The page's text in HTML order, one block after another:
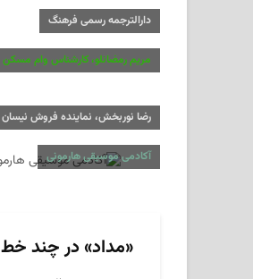
دارالترجمه رسمی فرهنگ
مریم رمضانلو، کارشناس وام مسکن
رضا نوربخش، نماینده فروش نیسان
آکادمی موسیقی هارمونی
«مداد» در چند خط